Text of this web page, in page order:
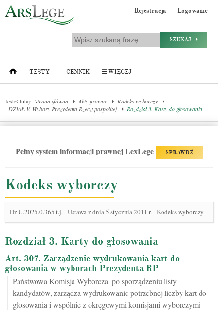
Rejestracja Logowanie
SZUKAJ
TESTY CENNIK WIĘCEJ
Jesteś tutaj: Strona główna Akty prawne
Kodeks wyborczy
DZIAŁ V. Wybory Prezydenta Rzeczypospolitej
Rozdział 3. Karty do głosowania
Pełny system informacji prawnej LexLege SPRAWDŹ
Kodeks wyborczy
Dz.U.2025.0.365 t.j.-Ustawa z dnia 5 stycznia 2011 r. - Kodeks wyborczy
Rozdział 3. Karty do głosowania
Art. 307. Zarządzenie wydrukowania kart do
głosowania w wyborach Prezydenta RP
Państwowa Komisja Wyborcza, po sporządzeniu listy
kandydatów, zarządza wydrukowanie potrzebnej liczby kart do
głosowania i wspólnie z okręgowymi komisjami wyborczymi